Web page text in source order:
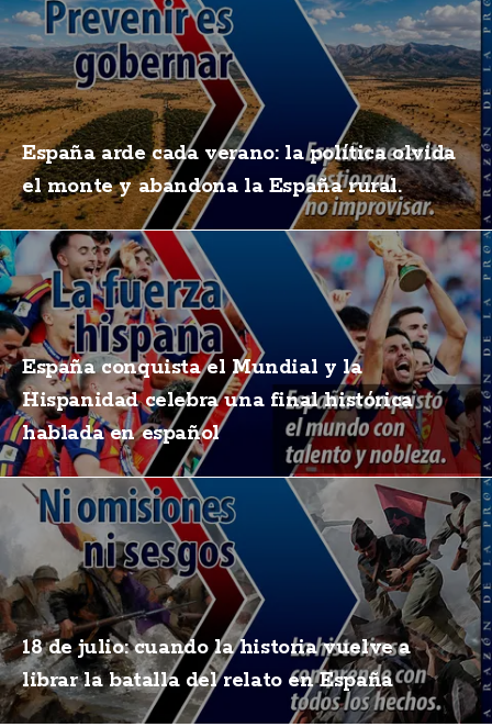
España arde cada verano: la política olvida
el monte y abandona la España rural.
España conquista el Mundial y la
Hispanidad celebra una final histórica
hablada en español
18 de julio: cuando la historia vuelve a
librar la batalla del relato en España